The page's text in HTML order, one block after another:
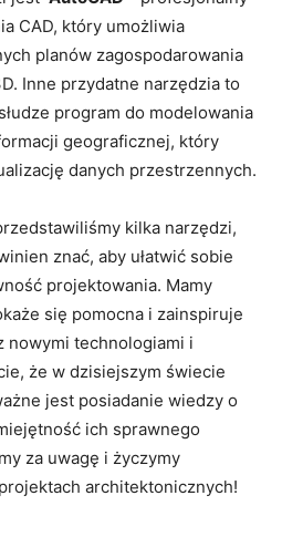
CAD,⁢ który umożliwia
planów zagospodarowania⁣
Inne przydatne narzędzia to
program‌ do modelowania
geograficznej, który
danych przestrzennych.
kilka narzędzi,
⁣znać, aby ułatwić sobie
projektowania. Mamy
się ​pomocna i zainspiruje
nowymi technologiami⁢ i⁢
że w dzisiejszym ​świecie
jest posiadanie wiedzy o
ich sprawnego
za uwagę i życzymy
architektonicznych!